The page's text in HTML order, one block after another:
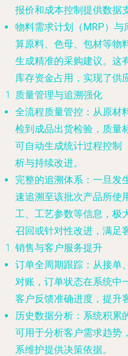
报价和成本控制提供数据
物料需求计划（MRP）与
算原料、色母、包材等物
生成精准的采购建议。这
库存资金占用，实现了供
质量管理与追溯强化
全流程质量管控 ：从原材
检到成品出货检验，质量
可自动生成统计过程控制
析与持续改进。
完整的追溯体系 ：一旦发
速追溯至该批次产品所使
工、工艺参数等信息，极
召回或针对性改进，满足
销售与客户服务提升
订单全周期跟踪 ：从接单
对账，订单状态在系统中
客户反馈准确进度，提升
历史数据分析 ：系统积
可用于分析客户需求趋势
系维护提供决策依据。